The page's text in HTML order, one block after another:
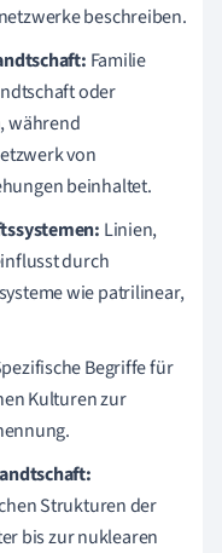
beschreiben.
Familie
oder
während
von
beinhaltet.
Linien,
durch
wie patrilinear,
Begriffe für
Kulturen zur
Strukturen der
bis zur nuklearen